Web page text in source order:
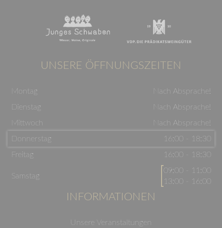
UNSERE ÖFFNUNGSZEITEN
Montag
Nach Absprache!
Dienstag
Nach Absprache!
Mittwoch
Nach Absprache!
Donnerstag
16:00 - 18:30
Freitag
16:00 - 18:30
Samstag
09:00 - 11:00
13:00 - 16:00
INFORMATIONEN
Unsere Veranstaltungen